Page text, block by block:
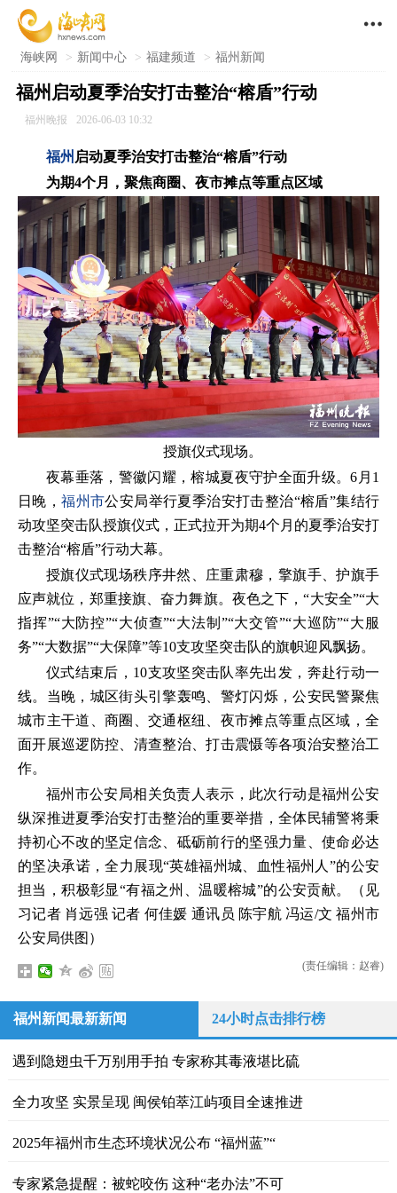

海峡网 > 新闻中心 > 福建频道 > 福州新闻
福州启动夏季治安打击整治“榕盾”行动
福州晚报 2026-06-03 10:32
福州 启动夏季治安打击整治“榕盾”行动
为期4个月，聚焦商圈、夜市摊点等重点区域
授旗仪式现场。
夜幕垂落，警徽闪耀，榕城夏夜守护全面升级。6月1
日晚，福州市公安局举行夏季治安打击整治“榕盾”集结行
动攻坚突击队授旗仪式，正式拉开为期4个月的夏季治安打
击整治“榕盾”行动大幕。
授旗仪式现场秩序井然、庄重肃穆，擎旗手、护旗手
应声就位，郑重接旗、奋力舞旗。夜色之下，“大安全”“大
指挥”“大防控”“大侦查”“大法制”“大交管”“大巡防”“大服
务”“大数据”“大保障”等10支攻坚突击队的旗帜迎风飘扬。
仪式结束后，10支攻坚突击队率先出发，奔赴行动一
线。当晚，城区街头引擎轰鸣、警灯闪烁，公安民警聚焦
城市主干道、商圈、交通枢纽、夜市摊点等重点区域，全
面开展巡逻防控、清查整治、打击震慑等各项治安整治工
作。
福州市公安局相关负责人表示，此次行动是福州公安
纵深推进夏季治安打击整治的重要举措，全体民辅警将秉
持初心不改的坚定信念、砥砺前行的坚强力量、使命必达
的坚决承诺，全力展现“英雄福州城、血性福州人”的公安
担当，积极彰显“有福之州、温暖榕城”的公安贡献。（见
习记者 肖远强 记者 何佳媛 通讯员 陈宇航 冯运/文 福州市
公安局供图）
(责任编辑：赵睿)
福州新闻最新新闻 24小时点击排行榜
遇到隐翅虫千万别用手拍 专家称其毒液堪比硫
全力攻坚 实景呈现 闽侯铂萃江屿项目全速推进
2025年福州市生态环境状况公布 “福州蓝”“
专家紧急提醒：被蛇咬伤 这种“老办法”不可